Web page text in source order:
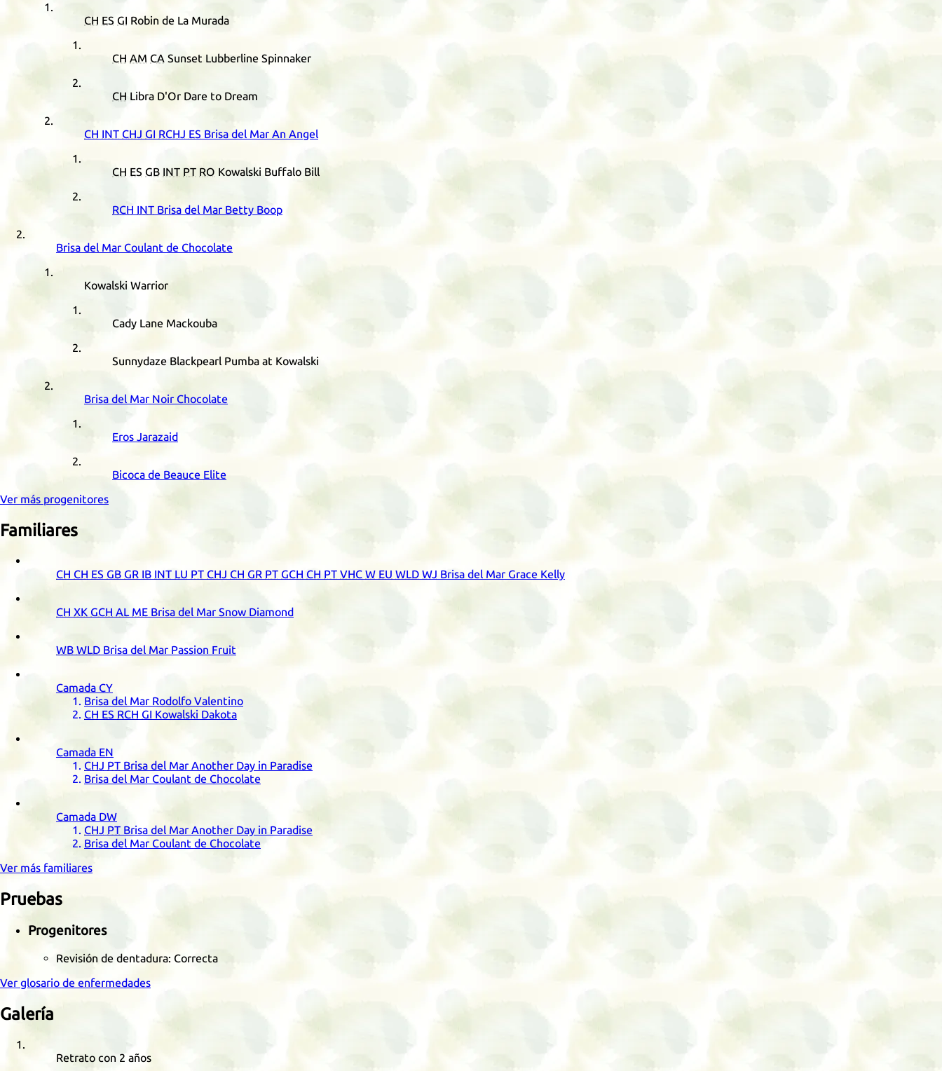
CH ES GI Robin de La Murada
CH AM CA Sunset Lubberline Spinnaker
CH Libra D'Or Dare to Dream
CH INT CHJ GI RCHJ ES Brisa del Mar An Angel
CH ES GB INT PT RO Kowalski Buffalo Bill
RCH INT Brisa del Mar Betty Boop
Brisa del Mar Coulant de Chocolate
Kowalski Warrior
Cady Lane Mackouba
Sunnydaze Blackpearl Pumba at Kowalski
Brisa del Mar Noir Chocolate
Eros Jarazaid
Bicoca de Beauce Elite
Ver más progenitores
Familiares
CH CH ES GB GR IB INT LU PT CHJ CH GR PT GCH CH PT VHC W EU WLD WJ Brisa del Mar Grace Kelly
CH XK GCH AL ME Brisa del Mar Snow Diamond
WB WLD Brisa del Mar Passion Fruit
Camada CY
Brisa del Mar Rodolfo Valentino
CH ES RCH GI Kowalski Dakota
Camada EN
CHJ PT Brisa del Mar Another Day in Paradise
Brisa del Mar Coulant de Chocolate
Camada DW
CHJ PT Brisa del Mar Another Day in Paradise
Brisa del Mar Coulant de Chocolate
Ver más familiares
Pruebas
Progenitores
Revisión de dentadura: Correcta
Ver glosario de enfermedades
Galería
Retrato con 2 años